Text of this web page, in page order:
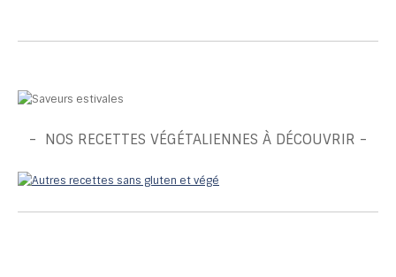
- NOS RECETTES VÉGÉTALIENNES À DÉCOUVRIR -